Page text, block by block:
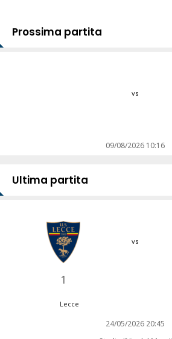
Prossima partita
vs
09/08/2026 10:16
Ultima partita
1
vs
Lecce
24/05/2026 20:45